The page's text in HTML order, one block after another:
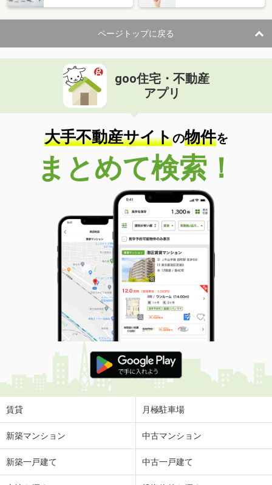
ページトップに戻る
goo住宅・不動産
アプリ
大手不動産サイトの物件を
まとめて検索！
賃貸 月極駐車場
新築マンション 中古マンション
新築一戸建て 中古一戸建て